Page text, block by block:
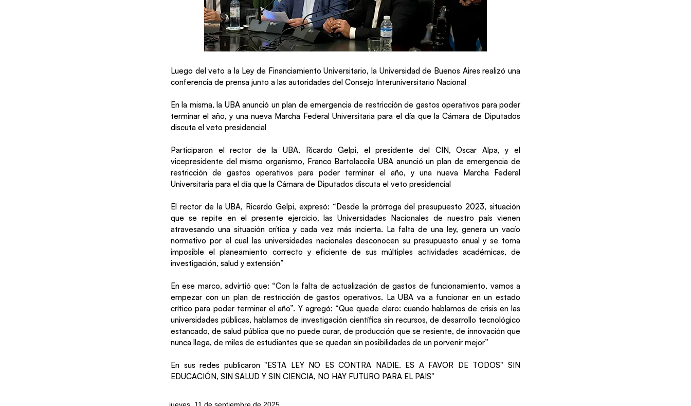
Luego del veto a la Ley de Financiamiento Universitario, la Universidad de Buenos Aires realizó una
conferencia de prensa junto a las autoridades del Consejo Interuniversitario Nacional
En la misma, la UBA anunció un plan de emergencia de restricción de gastos operativos para poder
terminar el año, y una nueva Marcha Federal Universitaria para el día que la Cámara de Diputados
discuta el veto presidencial
Participaron el rector de la UBA, Ricardo Gelpi, el presidente del CIN, Oscar Alpa, y el
vicepresidente del mismo organismo, Franco Bartolaccila UBA anunció un plan de emergencia de
restricción de gastos operativos para poder terminar el año, y una nueva Marcha Federal
Universitaria para el día que la Cámara de Diputados discuta el veto presidencial
El rector de la UBA, Ricardo Gelpi, expresó: “Desde la prórroga del presupuesto 2023, situación
que se repite en el presente ejercicio, las Universidades Nacionales de nuestro país vienen
atravesando una situación crítica y cada vez más incierta. La falta de una ley, genera un vacío
normativo por el cual las universidades nacionales desconocen su presupuesto anual y se torna
imposible el planeamiento correcto y eficiente de sus múltiples actividades académicas, de
investigación, salud y extensión”
En ese marco, advirtió que: “Con la falta de actualización de gastos de funcionamiento, vamos a
empezar con un plan de restricción de gastos operativos. La UBA va a funcionar en un estado
crítico para poder terminar el año”. Y agregó: “Que quede claro: cuando hablamos de crisis en las
universidades públicas, hablamos de investigación científica sin recursos, de desarrollo tecnológico
estancado, de salud pública que no puede curar, de producción que se resiente, de innovación que
nunca llega, de miles de estudiantes que se quedan sin posibilidades de un porvenir mejor”
En sus redes publicaron "ESTA LEY NO ES CONTRA NADIE. ES A FAVOR DE TODOS" SIN
EDUCACIÓN, SIN SALUD Y SIN CIENCIA, NO HAY FUTURO PARA EL PAIS"